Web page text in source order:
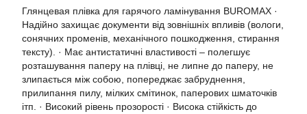
Глянцевая плівка для гарячого ламінування BUROMAX ·
Надійно захищає документи від зовнішніх впливів (вологи,
сонячних променів, механічного пошкодження, стирання
тексту). · Має антистатичні властивості – полегшує
розташування паперу на плівці, не липне до паперу, не
злипається між собою, попереджає забруднення,
прилипання пилу, мілких смітинок, паперових шматочків
ітп. · Високий рівень прозорості · Висока стійкість до